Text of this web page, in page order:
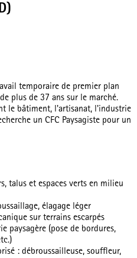
temporaire de premier plan
plus de 37 ans sur le marché.
le bâtiment, l'artisanat, l'industrie
un CFC Paysagiste pour un
talus et espaces verts en milieu
élagage léger
sur terrains escarpés
paysagère (pose de bordures,
: débroussailleuse, souffleur,